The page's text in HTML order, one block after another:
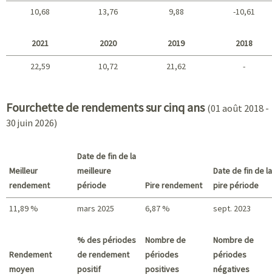
10,68 13,76 9,88 -10,61
2021 2020 2019 2018
22,59 10,72 21,62 -
Fourchette de rendements sur cinq ans (01 août 2018 -
30 juin 2026)
Meilleur
rendement
Date de fin de la
meilleure
période
Pire rendement
Date de fin de la
pire période
11,89 % mars 2025 6,87 % sept. 2023
Rendement
moyen
% des périodes
de rendement
positif
Nombre de
périodes
positives
Nombre de
périodes
négatives